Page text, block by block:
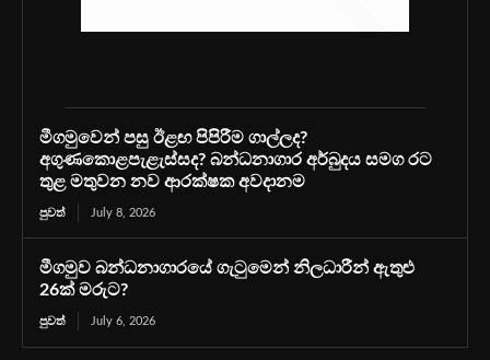
මීගමුවෙන් පසු ඊළඟ පිපිරීම ගාල්ලද?
අගුණකොළපැළැස්සද? බන්ධනාගාර අර්බුදය සමග රට
තුළ මතුවන නව ආරක්ෂක අවදානම
පුවත් July 8, 2026
මීගමුව බන්ධනාගාරයේ ගැටුමෙන් නිලධාරීන් ඇතුළු
26ක් මරුට?
පුවත් July 6, 2026